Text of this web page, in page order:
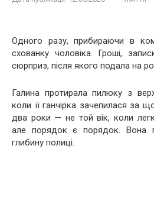
Одного разу, прибираючи в
схованку чоловіка. Гроші,
сюрприз, після якого подала на
Галина протирала пилюку з
коли її ганчірка зачепилася за
два роки — не той вік, коли
але порядок є порядок. Вона
глибину полиці.